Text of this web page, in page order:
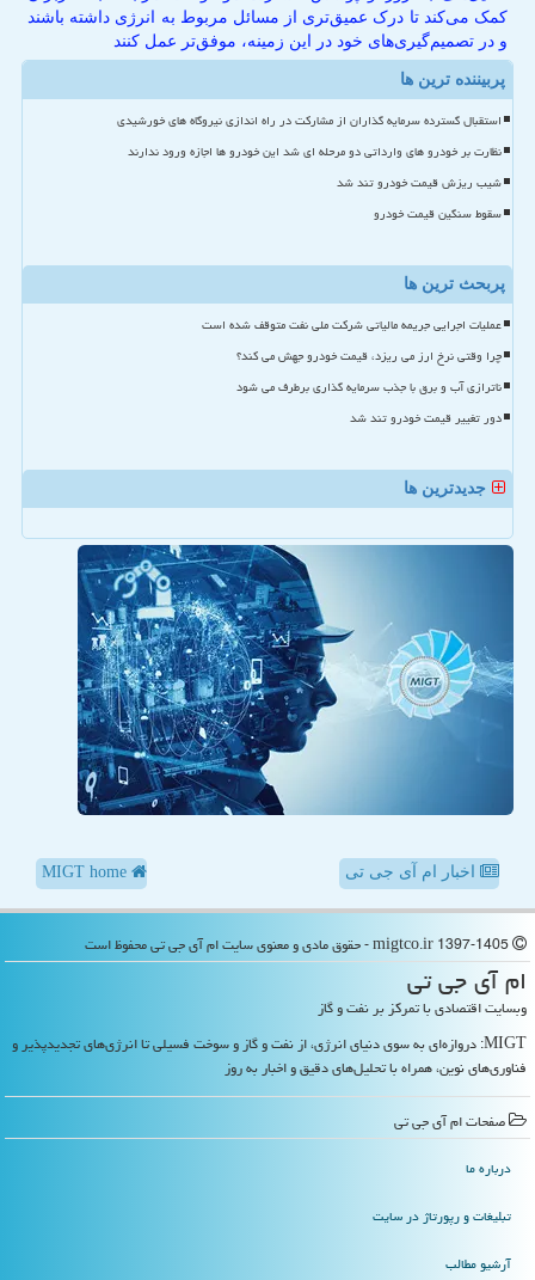
کمک می‌کند تا درک عمیق‌تری از مسائل مربوط به انرژی داشته باشند
و در تصمیم‌گیری‌های خود در این زمینه، موفق‌تر عمل کنند
پربیننده ترین ها
استقبال گسترده سرمایه گذاران از مشارکت در راه اندازی نیروگاه های خورشیدی
نظارت بر خودرو های وارداتی دو مرحله ای شد این خودرو ها اجازه ورود ندارند
شیب ریزش قیمت خودرو تند شد
سقوط سنگین قیمت خودرو
پربحث ترین ها
عملیات اجرایی جریمه مالیاتی شرکت ملی نفت متوقف شده است
چرا وقتی نرخ ارز می ریزد، قیمت خودرو جهش می کند؟
ناترازی آب و برق با جذب سرمایه گذاری برطرف می شود
دور تغییر قیمت خودرو تند شد
جدیدترین ها
اخبار ام آی جی تی
ام آی جی تی
وبسایت اقتصادی با تمرکز بر نفت و گاز
MIGT: دروازه‌ای به سوی دنیای انرژی، از نفت و گاز و سوخت فسیلی تا انرژی‌های تجدیدپذیر و
فناوری‌های نوین، همراه با تحلیل‌های دقیق و اخبار به روز
صفحات ام آی جی تی
درباره ما
تبلیغات و رپورتاژ در سایت
آرشیو مطالب